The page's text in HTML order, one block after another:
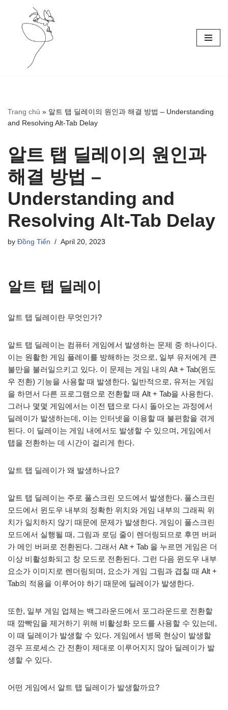
Skip
Trang chủ » 알트 탭 딜레이의 원인과 해결 방법 – Understanding
and Resolving Alt-Tab Delay
알트 탭 딜레이의 원인과
해결 방법 –
Understanding and
Resolving Alt-Tab Delay
by Đồng Tiến April 20, 2023
알트 탭 딜레이
알트 탭 딜레이란 무엇인가?
알트 탭 딜레이는 컴퓨터 게임에서 발생하는 문제 중 하나이다.
이는 원활한 게임 플레이를 방해하는 것으로, 일부 유저에게 큰
불만을 불러일으키고 있다. 이 문제는 게임 내의 Alt + Tab(윈도
우 전환) 기능을 사용할 때 발생한다. 일반적으로, 유저는 게임
을 하면서 다른 프로그램으로 전환할 때 Alt + Tab을 사용한다.
그러나 몇몇 게임에서는 이전 탭으로 다시 돌아오는 과정에서
딜레이가 발생하는데, 이는 인터넷을 이용할 때 불편함을 겪게
된다. 이 딜레이는 게임 내에서도 발생할 수 있으며, 게임에서
탭을 전환하는 데 시간이 걸리게 한다.
알트 탭 딜레이가 왜 발생하나요?
알트 탭 딜레이는 주로 풀스크린 모드에서 발생한다. 풀스크린
모드에서 윈도우 내부의 정확한 위치와 게임 내부의 그래픽 위
치가 일치하지 않기 때문에 문제가 발생한다. 게임이 풀스크린
모드에서 실행될 때, 그림과 로딩 줄이 렌더링되므로 후면 버퍼
가 메인 버퍼로 전환된다. 그래서 Alt + Tab 을 누르면 게임은 더
이상 비활성화되고 창 모드로 전환된다. 그런 다음 윈도우 내부
요소가 이미지로 렌더링되며, 요소가 게임 그림과 겹칠 때 Alt +
Tab의 적용을 이루어야 하기 때문에 딜레이가 발생한다.
또한, 일부 게임 업체는 백그라운드에서 포그라운드로 전환할
때 깜빡임을 제거하기 위해 비활성화 모드를 사용할 수 있는데,
이 때 딜레이가 발생할 수 있다. 게임에서 병목 현상이 발생할
경우 프로세스 간 전환이 제대로 이루어지지 않아 딜레이가 발
생할 수 있다.
어떤 게임에서 알트 탭 딜레이가 발생할까요?